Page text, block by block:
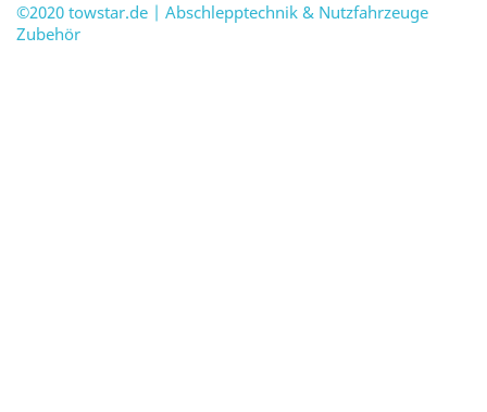
©2020 towstar.de | Abschlepptechnik & Nutzfahrzeuge
Zubehör